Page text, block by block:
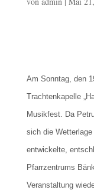
Am Sonntag, den
Trachtenkapelle
Musikfest. Da
sich die
entwickelte,
Pfarrzentrums
Veranstaltung